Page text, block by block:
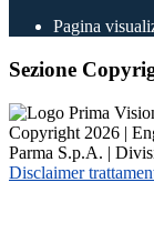
Pagina
Sezione
Copyright 2026 |
Parma S.p.A. |
Disclaimer